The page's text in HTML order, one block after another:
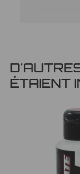
ÉTAIENT